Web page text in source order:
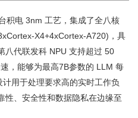
电 3nm 工艺，集成了全八核
X4+4xCortex-A720)，具
八代联发科 NPU 支持超过 50
，能够为最高7B参数的 LLM 每
用于处理要求高的实时工作负
性、安全性和数据隐私在边缘至